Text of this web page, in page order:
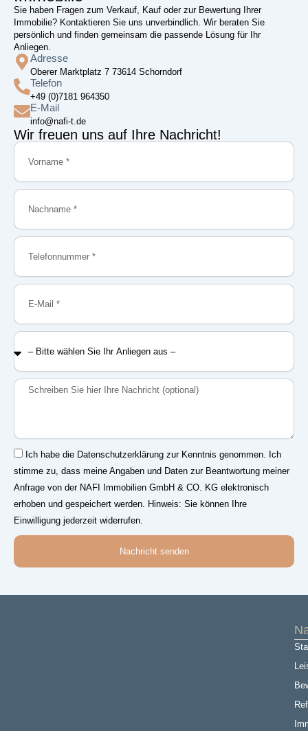
Sie haben Fragen zum Verkauf, Kauf oder zur Bewertung Ihrer
Immobilie? Kontaktieren Sie uns unverbindlich. Wir beraten Sie
persönlich und finden gemeinsam die passende Lösung für Ihr
Anliegen.
Adresse
Oberer Marktplatz 7 73614 Schorndorf
Telefon
+49 (0)7181 964350
E-Mail
info@nafi-t.de
Wir freuen uns auf Ihre Nachricht!
Vorname
Nachname
Telefonnummer
E-
Mail
–
Bitte
Sie
Ihr
Nachricht
Einwilligung
Ich habe die Datenschutzerklärung zur Kenntnis genommen. Ich
stimme zu, dass meine Angaben und Daten zur Beantwortung meiner
Anfrage von der NAFI Immobilien GmbH & CO. KG elektronisch
erhoben und gespeichert werden. Hinweis: Sie können Ihre
Einwilligung jederzeit widerrufen.
Nachricht senden